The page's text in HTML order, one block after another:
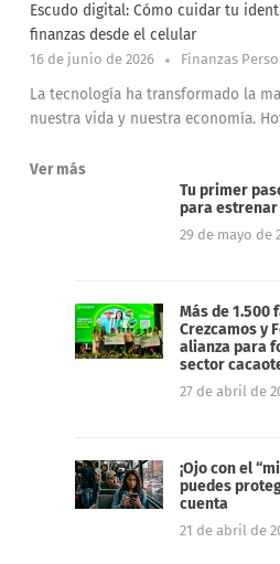
Escudo digital: Cómo cuidar tu
finanzas desde el celular
16 de junio de 2026 Finanzas
La tecnología ha transformado la
nuestra vida y nuestra economía.
Ver más
Tu primer
para
29 de mayo de
Más de 1.500
Crezcamos y
alianza para
sector
27 de abril de
¡Ojo con el
puedes
cuenta
21 de abril de